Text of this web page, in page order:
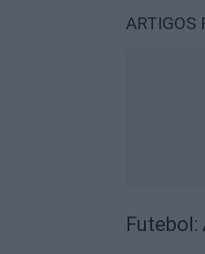
ARTIGOS